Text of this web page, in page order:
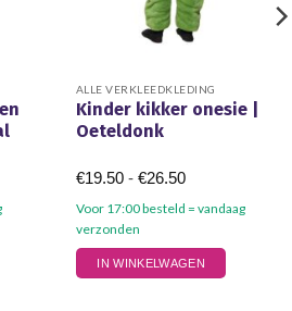
ALLE VERKLEEDKLEDING
Kinder kikker onesie |
Oeteldonk
Voor 17:00 besteld = vandaag
verzonden
€19.50 - €26.50Prijsklasse:
tot
IN WINKELWAGEN
Dit
product